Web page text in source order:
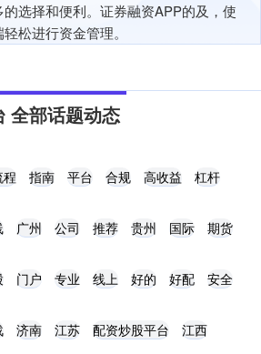
选择和便利。证券融资APP的及，使
松进行资金管理。
全部话题动态
程 指南 平台 合规 高收益 杠杆
广州 公司 推荐 贵州 国际 期货
门户 专业 线上 好的 好配 安全
济南 江苏 配资炒股平台 江西